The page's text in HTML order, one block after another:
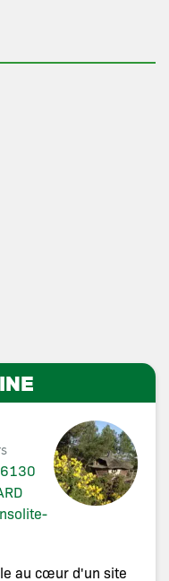
au cœur d'un site